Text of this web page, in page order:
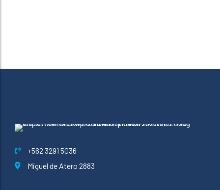
+562 3291 5036
Miguel de Atero 2883